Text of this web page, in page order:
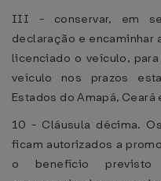
III - conservar, em
declaração e encaminhar
licenciado o veículo,
veículo nos prazos
Estados do Amapá, Ceará
10 - Cláusula décima.
ficam autorizados a
o benefício previsto